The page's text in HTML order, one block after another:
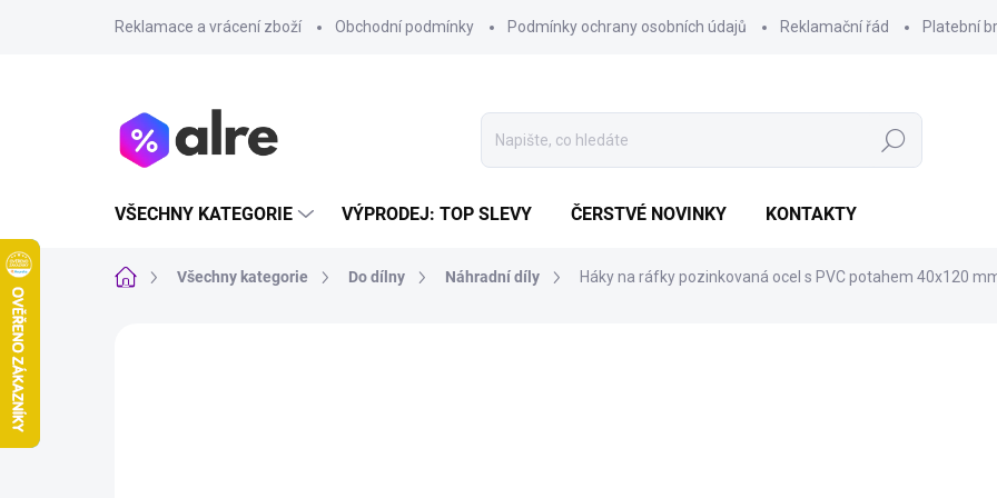
Reklamace a vrácení zboží Obchodní podmínky Podmínky ochrany osobních údajů Reklamační řád Platební
Hledat
VŠECHNY KATEGORIE VÝPRODEJ: TOP SLEVY ČERSTVÉ NOVINKY KONTAKTY
Domů Všechny kategorie Do dílny Náhradní díly Háky na ráfky pozinkovaná ocel s PVC potahem 40x120